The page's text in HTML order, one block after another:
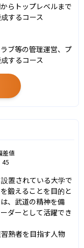
らトップレベルまで
するコース
ブ等の管理運営、プ
するコース
差値
45
置されている大学で
鍛えることを目的と
、武道の精神を備
ダーとして活躍でき
熟者を目指す人物